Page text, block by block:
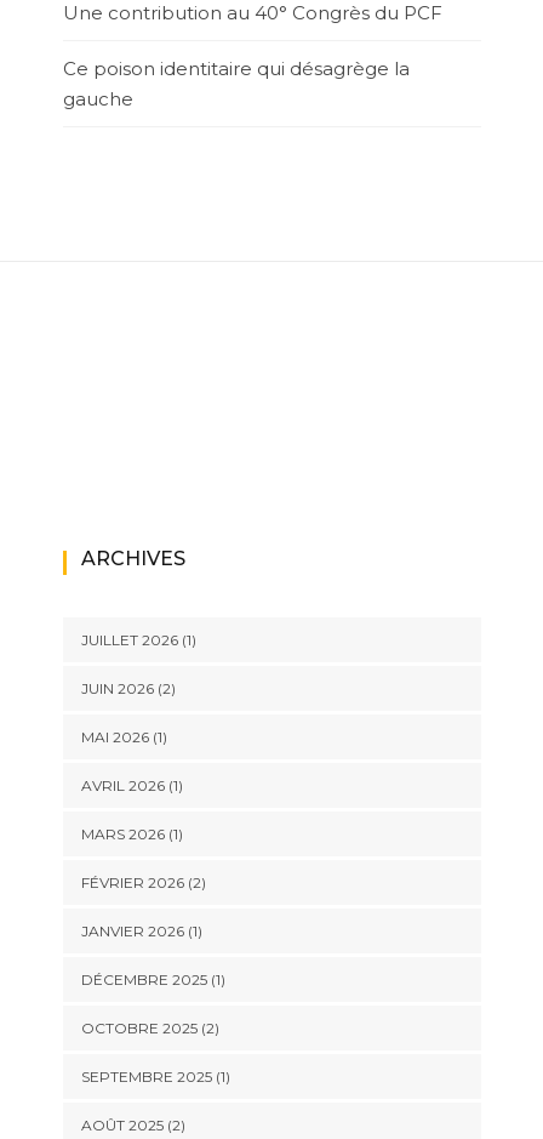
Une contribution au 40° Congrès du PCF
Ce poison identitaire qui désagrège la
gauche
ARCHIVES
JUILLET 2026(1)
JUIN 2026(2)
MAI 2026(1)
AVRIL 2026(1)
MARS 2026(1)
FÉVRIER 2026(2)
JANVIER 2026(1)
DÉCEMBRE 2025(1)
OCTOBRE 2025(2)
SEPTEMBRE 2025(1)
AOÛT 2025(2)